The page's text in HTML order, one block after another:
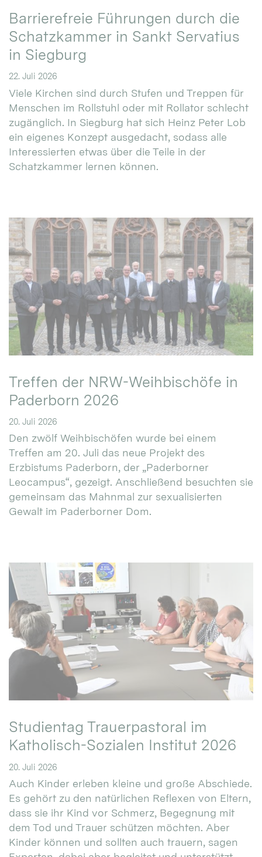
Barrierefreie Führungen durch die
Schatzkammer in Sankt Servatius
in Siegburg
22. Juli 2026
Viele Kirchen sind durch Stufen und Treppen für
Menschen im Rollstuhl oder mit Rollator schlecht
zugänglich. In Siegburg hat sich Heinz Peter Lob
ein eigenes Konzept ausgedacht, sodass alle
Interessierten etwas über die Teile in der
Schatzkammer lernen können.
Treffen der NRW-Weihbischöfe in
Paderborn 2026
20. Juli 2026
Den zwölf Weihbischöfen wurde bei einem
Treffen am 20. Juli das neue Projekt des
Erzbistums Paderborn, der „Paderborner
Leocampus“, gezeigt. Anschließend besuchten sie
gemeinsam das Mahnmal zur sexualisierten
Gewalt im Paderborner Dom.
Studientag Trauerpastoral im
Katholisch-Sozialen Institut 2026
20. Juli 2026
Auch Kinder erleben kleine und große Abschiede.
Es gehört zu den natürlichen Reflexen von Eltern,
dass sie ihr Kind vor Schmerz, Begegnung mit
dem Tod und Trauer schützen möchten. Aber
Kinder können und sollten auch trauern, sagen